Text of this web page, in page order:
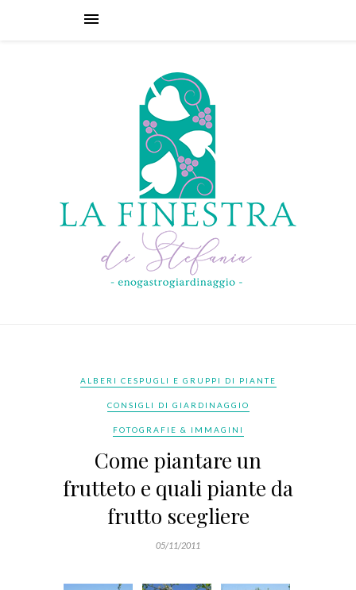
ALBERI CESPUGLI E GRUPPI DI PIANTE
CONSIGLI DI GIARDINAGGIO
FOTOGRAFIE & IMMAGINI
Come piantare un
frutteto e quali piante da
frutto scegliere
05/11/2011